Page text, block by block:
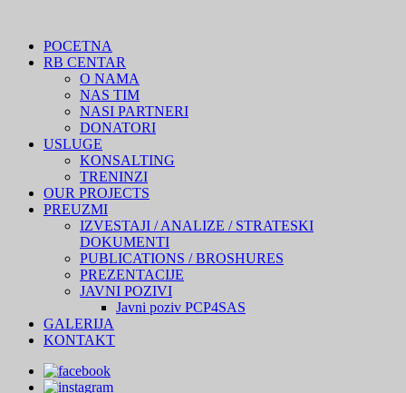
POCETNA
RB CENTAR
O NAMA
NAS TIM
NASI PARTNERI
DONATORI
USLUGE
KONSALTING
TRENINZI
OUR PROJECTS
PREUZMI
IZVESTAJI / ANALIZE / STRATESKI
DOKUMENTI
PUBLICATIONS / BROSHURES
PREZENTACIJE
JAVNI POZIVI
Javni poziv PCP4SAS
GALERIJA
KONTAKT